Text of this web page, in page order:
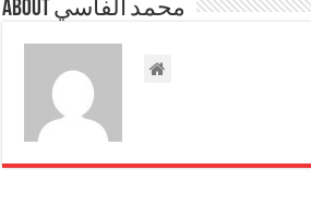
About محمد الفاسي